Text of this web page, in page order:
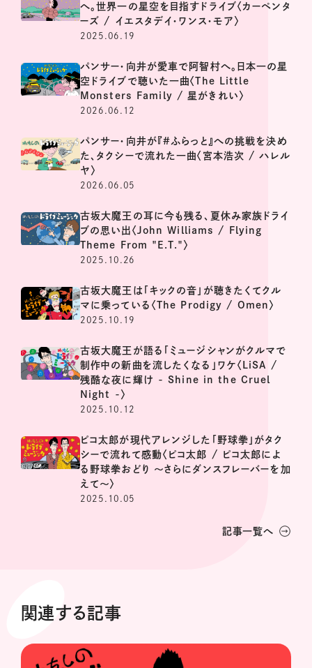
へ。世界一の星空を目指すドライブ〈カーペンタ
ーズ / イエスタデイ・ワンス・モア〉
2025.06.19
パンサー・向井が愛車で阿智村へ。日本一の星
空ドライブで聴いた一曲〈The Little
Monsters Family / 星がきれい〉
2026.06.12
パンサー・向井が『#ふらっと』への挑戦を決め
た、タクシーで流れた一曲〈宮本浩次 / ハレル
ヤ〉
2026.06.05
古坂大魔王の耳に今も残る、夏休み家族ドライ
ブの思い出〈John Williams / Flying
Theme From "E.T."〉
2025.10.26
古坂大魔王は「キックの音」が聴きたくてクル
マに乗っている〈The Prodigy / Omen〉
2025.10.19
古坂大魔王が語る「ミュージシャンがクルマで
制作中の新曲を流したくなる」ワケ〈LiSA /
残酷な夜に輝け - Shine in the Cruel
Night -〉
2025.10.12
ピコ太郎が現代アレンジした「野球拳」がタク
シーで流れて感動〈ピコ太郎 / ピコ太郎によ
る野球拳おどり 〜さらにダンスフレーバーを加
えて〜〉
2025.10.05
記事一覧へ
関連する記事